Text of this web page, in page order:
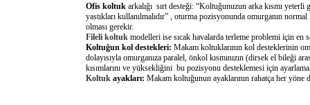
Ofis koltuk arkalığı sırt desteği: “Koltuğunuzun arka kısmı
yastıkları kullanılmalıdır” , oturma pozisyonunda omurganın
olması gerekir.
Fileli koltuk modelleri ise sıcak havalarda terleme problemi için
Koltuğun kol destekleri: Makam koltuklarının kol desteklerinin
dolayısıyla omurganıza paralel, önkol kısmınızın (dirsek el bileği
kısımlarını ve yüksekliğini bu pozisyonu desteklemesi için
Koltuk ayakları: Makam koltuğunun ayaklarının rahatça her